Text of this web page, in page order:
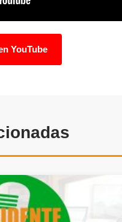
YouTube